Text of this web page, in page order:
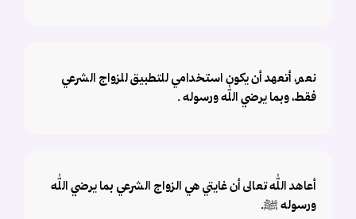
نعم، أتعهد أن يكون استخدامي للتطبيق للزواج الشرعي
فقط، وبما يرضي الله ورسوله .
أعاهد الله تعالى أن غايتي هي الزواج الشرعي بما يرضي الله
ورسوله ﷺ.